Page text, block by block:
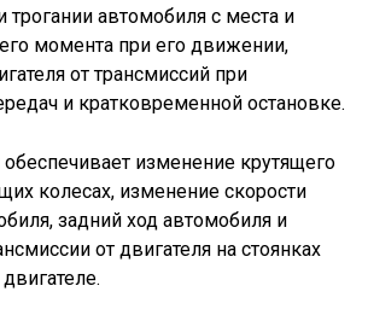
трогании автомобиля с места и
момента при его движении,
от трансмиссий при
и кратковременной остановке.
изменение крутящего
колесах, изменение скорости
задний ход автомобиля и
от двигателя на стоянках